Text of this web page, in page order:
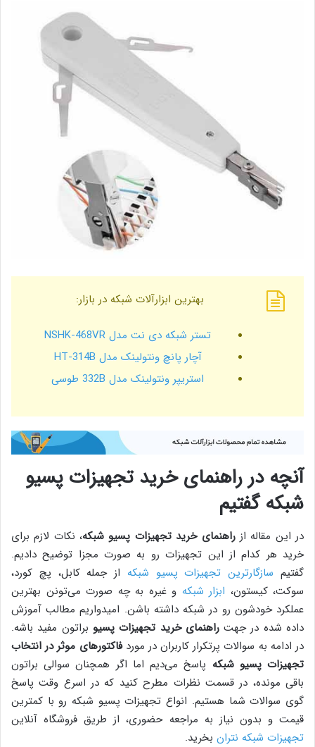
بهترین ابزارآلات شبکه در بازار:
تستر شبکه دی نت مدل NSHK-468VR
آچار پانچ ونتولینک مدل HT-314B
استریپر ونتولینک مدل 332B طوسی
آنچه در راهنمای خرید تجهیزات پسیو
شبکه گفتیم
در این مقاله ازراهنمای خرید تجهیزات پسیو شبکه، نکات لازم برای
خرید هر کدام از این تجهیزات رو به صورت مجزا توضیح دادیم.
گفتیم سازگارترین تجهیزات پسیو شبکه از جمله کابل، پچ کورد،
سوکت، کیستون، ابزار شبکه و غیره به چه صورت می‌تونن بهترین
عملکرد خودشون رو در شبکه داشته باشن. امیدواریم مطالب آموزش
داده شده در جهتراهنمای خرید تجهیزات پسیو براتون مفید باشه.
در ادامه به سوالات پرتکرار کاربران در موردفاکتورهای موثر در انتخاب
تجهیزات پسیو شبکه پاسخ می‌دیم اما اگر همچنان سوالی براتون
باقی مونده، در قسمت نظرات مطرح کنید که در اسرع وقت پاسخ
گوی سوالات شما هستیم. انواع تجهیزات پسیو شبکه رو با کمترین
قیمت و بدون نیاز به مراجعه حضوری، از طریق فروشگاه آنلاین
تجهیزات شبکه نتران بخرید.